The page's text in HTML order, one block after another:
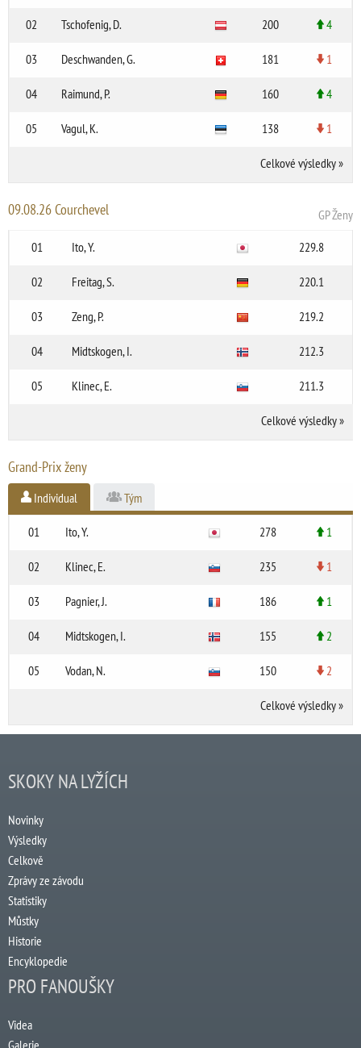
02 Tschofenig, D. 200 4
03 Deschwanden, G. 181 1
04 Raimund, P. 160 4
05 Vagul, K. 138 1
Celkové výsledky»
09.08.26 Courchevel
GP Ženy
01
Ito, Y. 229.8
02 Freitag, S. 220.1
03 Zeng, P. 219.2
04 Midtskogen, I. 212.3
05 Klinec, E. 211.3
Celkové výsledky»
Grand-Prix ženy
Individual Tým
01 Ito, Y. 278 1
02 Klinec, E. 235 1
03 Pagnier, J. 186 1
04 Midtskogen, I. 155 2
05 Vodan, N. 150 2
Celkové výsledky»
SKOKY NA LYŽÍCH
Novinky
Výsledky
Celkově
Zprávy ze závodu
Statistiky
Můstky
Historie
Encyklopedie
PRO FANOUŠKY
Videa
Galerie